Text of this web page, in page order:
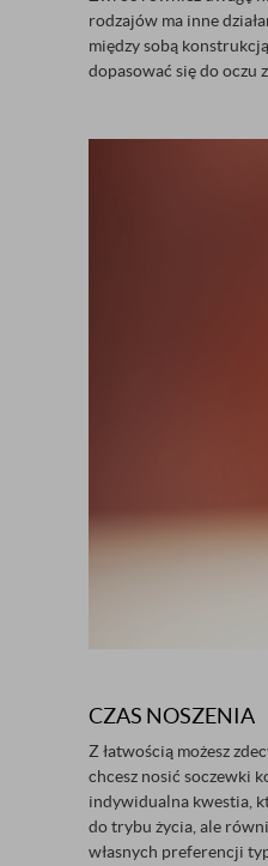
rodzajów ma inne
między sobą
dopasować się do oczu
CZAS NOSZENIA
Z łatwością możesz
chcesz nosić soczewki
indywidualna kwestia,
do trybu życia, ale
własnych preferencji